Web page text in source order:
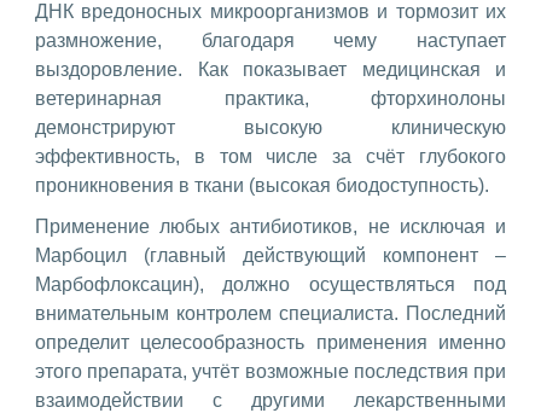
ДНК вредоносных микроорганизмов и тормозит их
размножение, благодаря чему наступает
выздоровление. Как показывает медицинская и
ветеринарная практика, фторхинолоны
демонстрируют высокую клиническую
эффективность, в том числе за счёт глубокого
проникновения в ткани (высокая биодоступность).
Применение любых антибиотиков, не исключая и
Марбоцил (главный действующий компонент –
Марбофлоксацин), должно осуществляться под
внимательным контролем специалиста. Последний
определит целесообразность применения именно
этого препарата, учтёт возможные последствия при
взаимодействии с другими лекарственными